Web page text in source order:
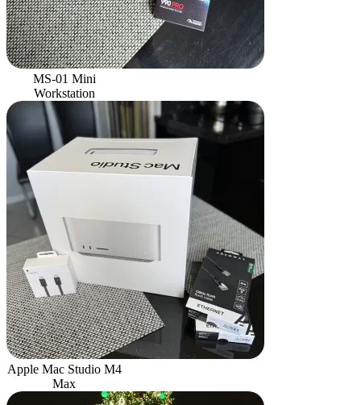
MS-01 Mini
Workstation
Apple Mac Studio M4
Max